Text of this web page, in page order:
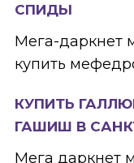
СПИДЫ
Мега-даркнет
купить
КУПИТЬ
ГАШИШ В
Мега даркнет